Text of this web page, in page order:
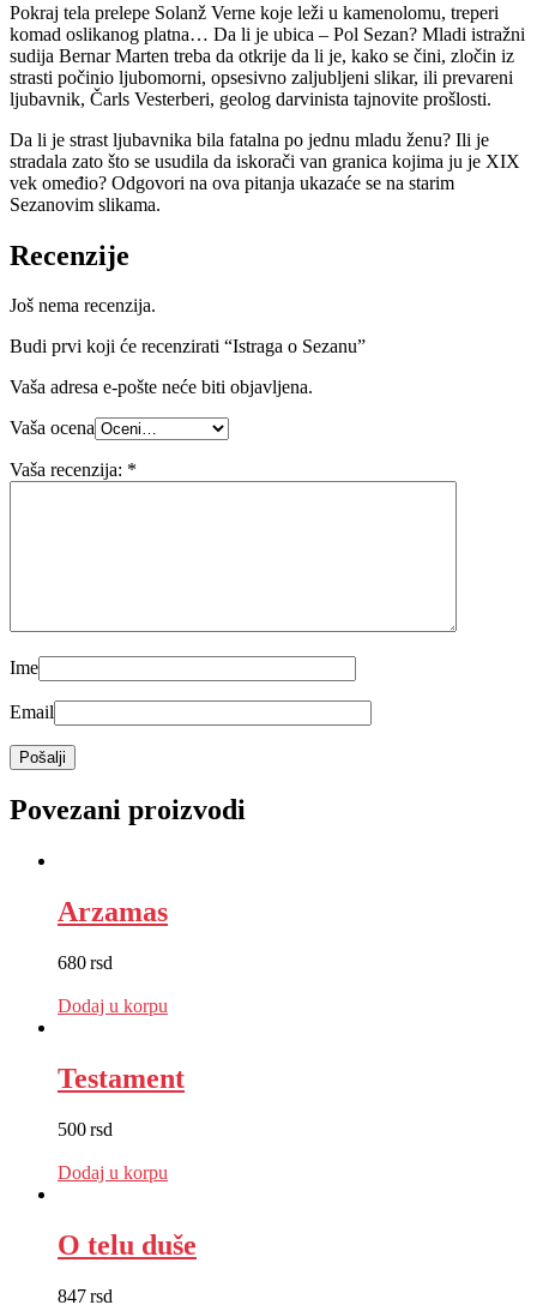
Pokraj tela prelepe Solanž Verne koje leži u kamenolomu, treperi
komad oslikanog platna… Da li je ubica – Pol Sezan? Mladi istražni
sudija Bernar Marten treba da otkrije da li je, kako se čini, zločin iz
strasti počinio ljubomorni, opsesivno zaljubljeni slikar, ili prevareni
ljubavnik, Čarls Vesterberi, geolog darvinista tajnovite prošlosti.
Da li je strast ljubavnika bila fatalna po jednu mladu ženu? Ili je
stradala zato što se usudila da iskorači van granica kojima ju je XIX
vek omeđio? Odgovori na ova pitanja ukazaće se na starim
Sezanovim slikama.
Recenzije
Još nema recenzija.
Budi prvi koji će recenzirati “Istraga o Sezanu”
Vaša adresa e-pošte neće biti objavljena.
Vaša ocena
Vaša recenzija: *
Ime
Email
Povezani proizvodi
Arzamas
680rsd
Dodaj u korpu
Testament
500rsd
Dodaj u korpu
O telu duše
847rsd